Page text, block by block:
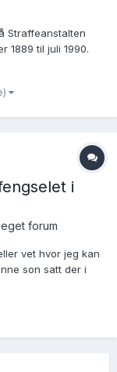
Straffeanstalten
1889 til juli 1990.
Jeg lurer
i
forum
vet hvor jeg kan
son satt der i